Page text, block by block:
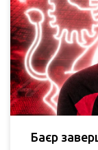
Баєр